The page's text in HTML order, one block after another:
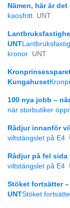
Nämen, här är
kaosfritt UNT
UNT
kronor UNT
Kungahuset
100 nya jobb –
när storbutiker
Rådjur innanför
viltstängslet på E4
Rådjur på fel
viltstängslet på E4
Stöket fortsätter
UNTStöket